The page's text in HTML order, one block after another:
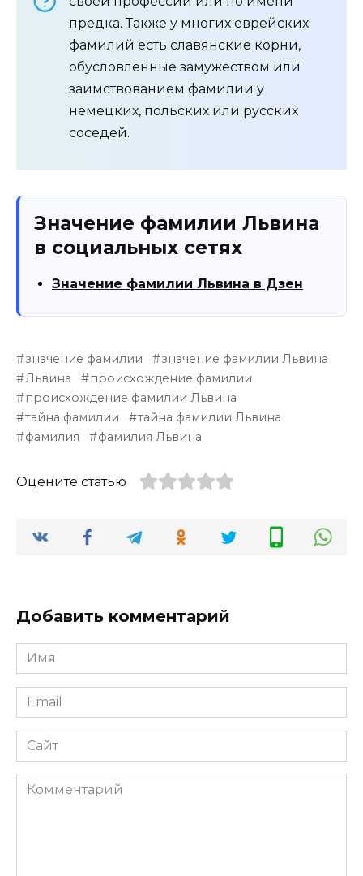
предка. Также у многих еврейских
фамилий есть славянские корни,
обусловленные замужеством или
заимствованием фамилии у
немецких, польских или русских
соседей.
Значение фамилии Львина
в социальных сетях
Значение фамилии Львина в Дзен
значение фамилии
значение фамилии Львина
Львина
происхождение фамилии
происхождение фамилии Львина
тайна фамилии
тайна фамилии Львина
фамилия
фамилия Львина
Оцените статью
Добавить комментарий
Имя
*
Email
*
Сайт
Комментарий